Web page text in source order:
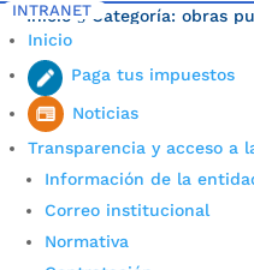
INTRANET
Inicio
Paga tus impuestos
Noticias
Transparencia y acceso a
Información de la
Correo institucional
Normativa
Inicio 5 Categoría: obras
Última noticia.